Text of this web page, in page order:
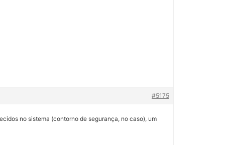
#5175
no sistema (contorno de segurança, no caso), um